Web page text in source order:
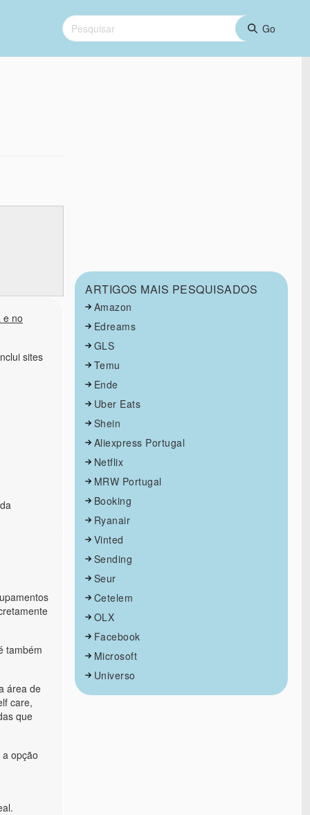
e no
sites
também
área de
care,
que
opção
ARTIGOS MAIS PESQUISADOS
Amazon
Edreams
GLS
Temu
Ende
Uber Eats
Shein
Aliexpress Portugal
Netflix
MRW Portugal
Booking
Ryanair
Vinted
Sending
Seur
Cetelem
OLX
Facebook
Microsoft
Universo